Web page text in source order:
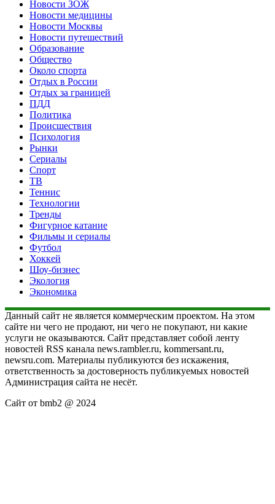
Новости ЗОЖ
Новости медицины
Новости Москвы
Новости путешествий
Образование
Общество
Около спорта
Отдых в России
Отдых за границей
ПДД
Политика
Происшествия
Психология
Рынки
Сериалы
Спорт
ТВ
Теннис
Технологии
Тренды
Фигурное катание
Фильмы и сериалы
Футбол
Хоккей
Шоу-бизнес
Экология
Экономика
Данный сайт не является коммерческим проектом. На этом
сайте ни чего не продают, ни чего не покупают, ни какие
услуги не оказываются. Сайт представляет собой ленту
новостей RSS канала news.rambler.ru, kommersant.ru,
newsru.com. Материалы публикуются без искажения,
ответственность за достоверность публикуемых новостей
Администрация сайта не несёт.
Сайт от bmb2 @ 2024